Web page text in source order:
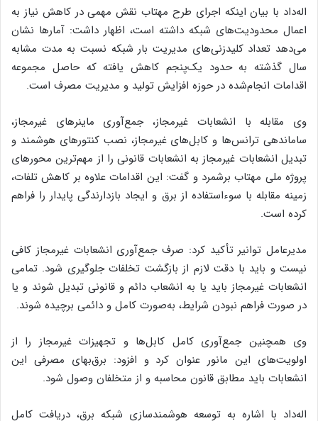
اله‌داد با بیان اینکه اجرای طرح مهتاب نقش مهمی در کاهش نیاز به
اعمال محدودیت‌های شبکه داشته است، اظهار داشت: آمارها نشان
می‌دهد تعداد کلیدزنی‌های مدیریت بار شبکه نسبت به مدت مشابه
سال گذشته به حدود یک‌پنجم کاهش یافته که حاصل مجموعه
اقدامات انجام‌شده در حوزه افزایش تولید و مدیریت مصرف است.
وی مقابله با انشعابات غیرمجاز، جمع‌آوری ماینرهای غیرمجاز،
ساماندهی ترانس‌ها و کابل‌های غیرمجاز، نصب کنتورهای هوشمند و
تبدیل انشعابات غیرمجاز به انشعابات قانونی را از مهم‌ترین محورهای
پروژه ملی مهتاب برشمرد و گفت: این اقدامات علاوه بر کاهش تلفات،
زمینه مقابله با سوءاستفاده از برق و ایجاد بازدارندگی پایدار را فراهم
کرده است.
مدیرعامل توانیر تأکید کرد: صرف جمع‌آوری انشعابات غیرمجاز کافی
نیست و باید با دقت لازم از بازگشت تخلفات جلوگیری شود. تمامی
انشعابات غیرمجاز باید یا به انشعاب دائم و قانونی تبدیل شوند و یا
در صورت فراهم نبودن شرایط، به‌صورت کامل و دائمی برچیده شوند.
وی همچنین جمع‌آوری کامل کابل‌ها و تجهیزات غیرمجاز را از
اولویت‌های این مانور عنوان کرد و افزود: برق‌بهای مصرفی این
انشعابات باید مطابق قانون محاسبه و از متخلفان وصول شود.
اله‌داد با اشاره به توسعه هوشمندسازی شبکه برق، دریافت کامل